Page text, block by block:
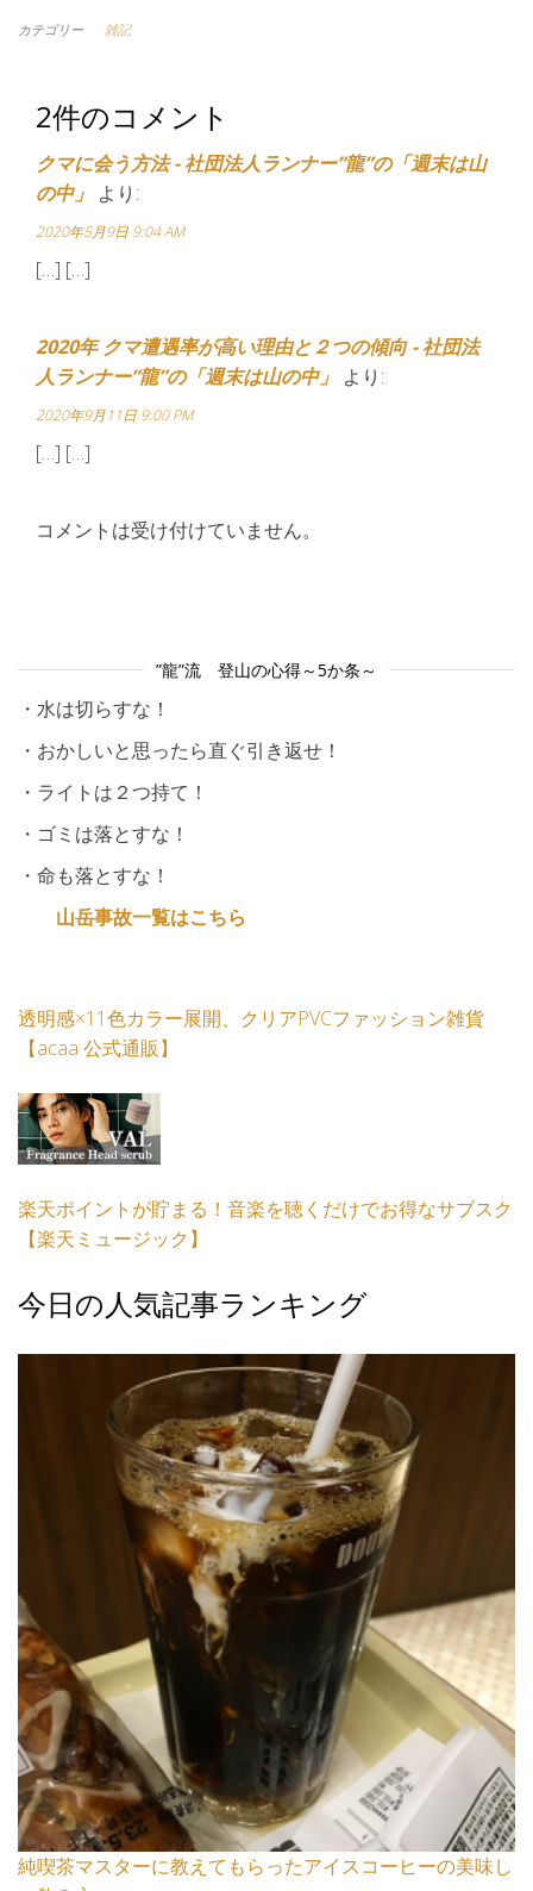
カテゴリー 雑記
2件のコメント
クマに会う方法 - 社団法人ランナー”龍”の「週末は山
の中」 より:
2020年5月9日 9:04 AM
[…] […]
2020年 クマ遭遇率が高い理由と２つの傾向 - 社団法
人ランナー”龍”の「週末は山の中」 より:
2020年9月11日 9:00 PM
[…] […]
コメントは受け付けていません。
”龍”流 登山の心得～5か条～
・水は切らすな！
・おかしいと思ったら直ぐ引き返せ！
・ライトは２つ持て！
・ゴミは落とすな！
・命も落とすな！
山岳事故一覧はこちら
透明感×11色カラー展開、クリアPVCファッション雑貨
【acaa 公式通販】
楽天ポイントが貯まる！音楽を聴くだけでお得なサブスク
【楽天ミュージック】
今日の人気記事ランキング
純喫茶マスターに教えてもらったアイスコーヒーの美味し